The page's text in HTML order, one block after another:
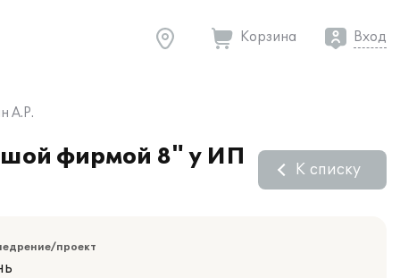
Корзина Вход
А.Р.
фирмой 8" у ИП
К списку
проект